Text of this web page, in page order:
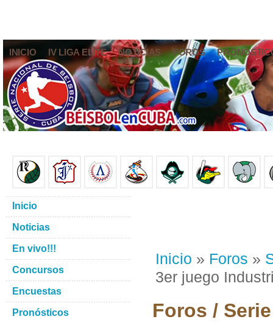
INICIO IV LIGA ELITE NOTICIAS FOROS
Inicio » Foros »
3er juego
Foros /
Inicio
Noticias
En vivo!!!
Concursos
Encuestas
Pronósticos